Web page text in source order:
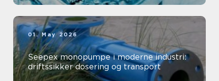
01. May 2026
Seepex monopumpe i moderne industri:
driftssikker dosering og transport